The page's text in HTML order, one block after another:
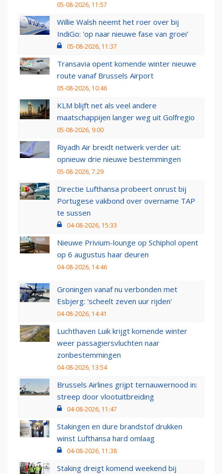
05-08-2026, 11:57
Willie Walsh neemt het roer over bij
IndiGo: 'op naar nieuwe fase van groei'
05-08-2026, 11:37
Transavia opent komende winter nieuwe
route vanaf Brussels Airport
05-08-2026, 10:46
KLM blijft net als veel andere
maatschappijen langer weg uit Golfregio
05-08-2026, 9:00
Riyadh Air breidt netwerk verder uit:
opnieuw drie nieuwe bestemmingen
05-08-2026, 7:29
Directie Lufthansa probeert onrust bij
Portugese vakbond over overname TAP
te sussen
04-08-2026, 15:33
Nieuwe Privium-lounge op Schiphol opent
op 6 augustus haar deuren
04-08-2026, 14:46
Groningen vanaf nu verbonden met
Esbjerg: 'scheelt zeven uur rijden'
04-08-2026, 14:41
Luchthaven Luik krijgt komende winter
weer passagiersvluchten naar
zonbestemmingen
04-08-2026, 13:54
Brussels Airlines grijpt ternauwernood in:
streep door vlootuitbreiding
04-08-2026, 11:47
Stakingen en dure brandstof drukken
winst Lufthansa hard omlaag
04-08-2026, 11:38
Staking dreigt komend weekend bij